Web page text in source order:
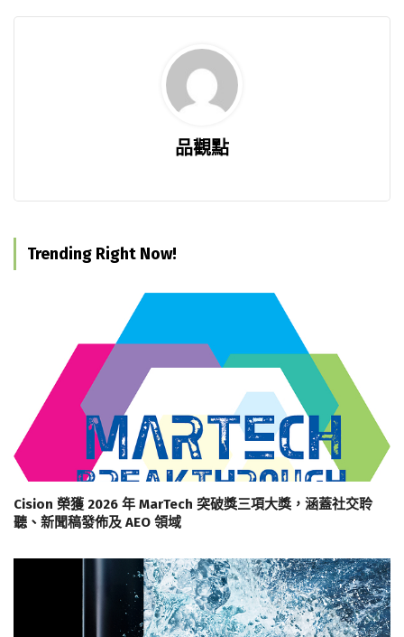
品觀點
Trending Right Now!
Cision 榮獲 2026 年 MarTech 突破獎三項大獎，涵蓋社交聆
聽、新聞稿發佈及 AEO 領域